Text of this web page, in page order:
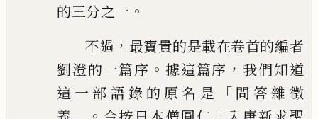
的三分之一 。
不過 ， 最寶貴的是載在卷首的編者
劉澄的一篇序 。 據這篇序 ， 我們知道
這一部語錄的原名是
「 問答雜徵